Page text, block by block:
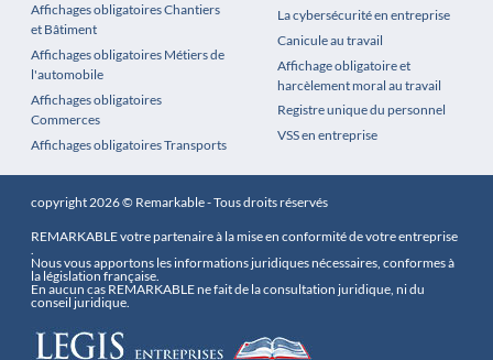
Affichages obligatoires Chantiers
et Bâtiment
Affichages obligatoires Métiers de
l'automobile
Affichages obligatoires
Commerces
Affichages obligatoires Transports
La cybersécurité en entreprise
Canicule au travail
Affichage obligatoire et
harcèlement moral au travail
Registre unique du personnel
VSS en entreprise
copyright 2026 © Remarkable - Tous droits réservés
REMARKABLE votre partenaire à la mise en conformité de votre entreprise
.
Nous vous apportons les informations juridiques nécessaires, conformes à
la législation française.
En aucun cas REMARKABLE ne fait de la consultation juridique, ni du
conseil juridique.